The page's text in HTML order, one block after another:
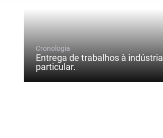
Cronologia
Entrega de trabalhos à indústria
particular.